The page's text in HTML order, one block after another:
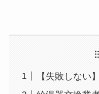
【失敗しない